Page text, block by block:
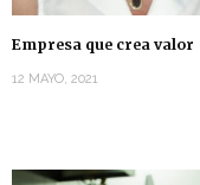
Empresa que crea valor
12 MAYO, 2021